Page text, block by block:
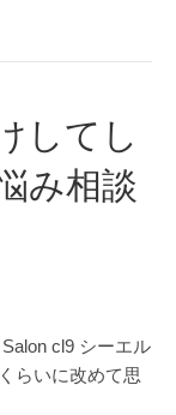
してし
み相談
cl9 シーエル
らいに改めて思